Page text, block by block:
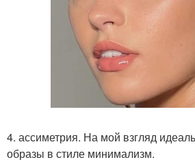
4. ассиметрия. На мой взгляд
образы в стиле минимализм.